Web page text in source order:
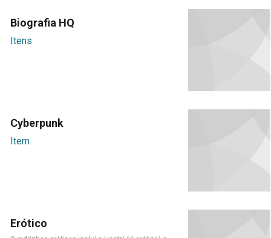
Biografia HQ
Itens
Cyberpunk
Item
Erótico